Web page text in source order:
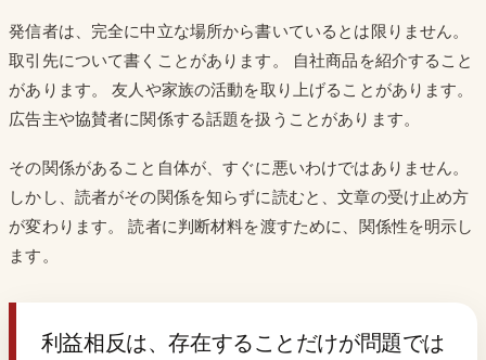
発信者は、完全に中立な場所から書いているとは限りません。
取引先について書くことがあります。 自社商品を紹介すること
があります。 友人や家族の活動を取り上げることがあります。
広告主や協賛者に関係する話題を扱うことがあります。
その関係があること自体が、すぐに悪いわけではありません。
しかし、読者がその関係を知らずに読むと、文章の受け止め方
が変わります。 読者に判断材料を渡すために、関係性を明示し
ます。
利益相反は、存在することだけが問題では